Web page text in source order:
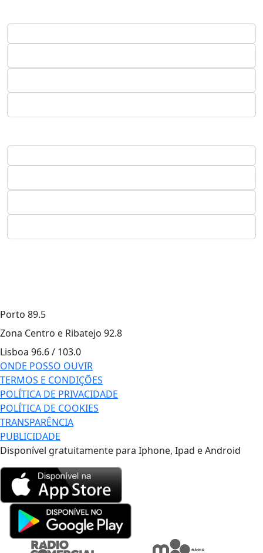
Porto 89.5
Zona Centro e Ribatejo 92.8
Lisboa 96.6 / 103.0
ONDE POSSO OUVIR
TERMOS E CONDIÇÕES
POLÍTICA DE PRIVACIDADE
POLÍTICA DE COOKIES
TRANSPARÊNCIA
PUBLICIDADE
Disponível gratuitamente para Iphone, Ipad e Android